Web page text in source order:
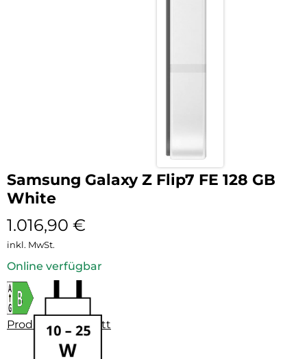
Samsung Galaxy Z Flip7 FE 128 GB
White
1.016,90 €
inkl. MwSt.
Online verfügbar
Produktdatenblatt